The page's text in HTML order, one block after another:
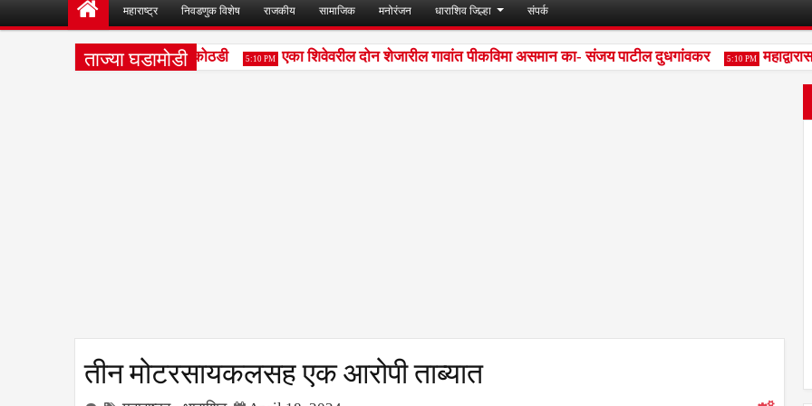
महाराष्ट्र निवडणुक विशेष राजकीय सामाजिक मनोरंजन धाराशिव जिल्हा संपर्क
ताज्या घडामोडी
सोमवारपर्यंत वाढीव पोलिस कोठडी 5:10 PM एका शिवेवरील दोन शेजारील गावांत पीकविमा असमान का- संजय पाटील दुधगांवकर 5:10 PM
तीन मोटरसायकलसह एक आरोपी ताब्यात